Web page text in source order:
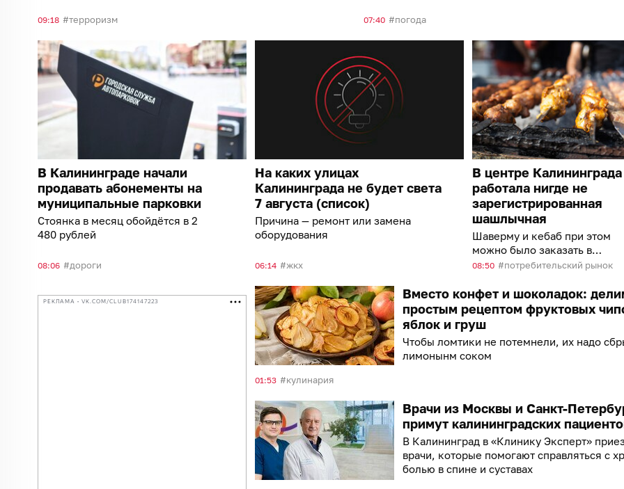
09:18 терроризм 07:40 погода
В Калининграде начали
продавать абонементы на
муниципальные парковки
Стоянка в месяц обойдётся в 2
480 рублей
08:06 дороги
На каких улицах
Калининграда не будет света
7 августа (список)
Причина — ремонт или замена
оборудования
06:14 жкх
В центре Калининграда
работала нигде не
зарегистрированная
шашлычная
Шаверму и кебаб при этом
можно было заказать в
интернете с доставкой
08:50 потребительский рынок
РЕКЛАМА • VK.COM/CLUB174147223
Вместо конфет и шоколадок:
простым рецептом фруктовых
яблок и груш
Чтобы ломтики не потемнели, их надо
лимонынм соком
01:53 кулинария
Врачи из Москвы и Санкт-
примут калининградских
В Калининград в «Клинику Эксперт»
врачи, которые помогают справляться с
болью в спине и суставах